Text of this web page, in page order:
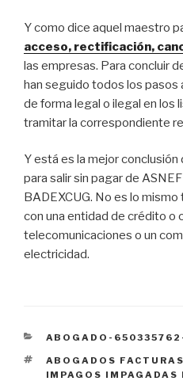
Y como dice aquel maestro
acceso, rectificación,
las empresas. Para concluir
han seguido todos los pasos
de forma legal o ilegal en los
tramitar la correspondiente
Y está es la mejor
para salir sin pagar de
BADEXCUG. No es lo
con una entidad de crédito o
telecomunicaciones o un
electricidad.
CATEGORÍAS
ABOGADO-
ETIQUETAS
ABOGADOS
IMPAGOS IMPAGADAS